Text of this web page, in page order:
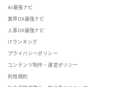
AI最強ナビ
業界DX最強ナビ
人事DX最強ナビ
ITランキング
プライバシーポリシー
コンテンツ制作・運営ポリシー
利用規約